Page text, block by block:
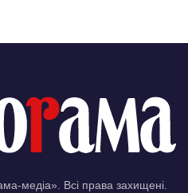
медіа». Всі права захищені.